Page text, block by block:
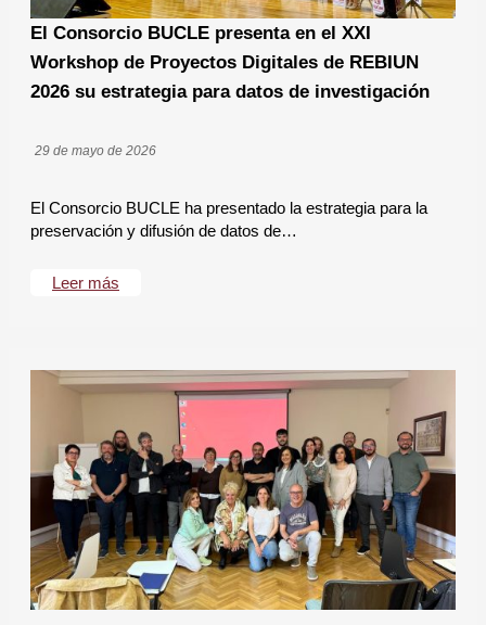
El Consorcio BUCLE presenta en el XXI
Workshop de Proyectos Digitales de REBIUN
2026 su estrategia para datos de investigación
29 de mayo de 2026
El Consorcio BUCLE ha presentado la estrategia para la
preservación y difusión de datos de…
Leer más